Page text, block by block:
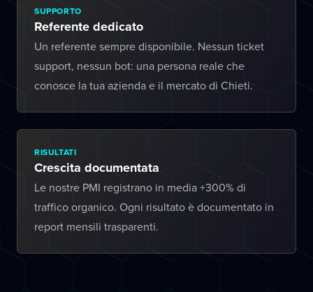
SUPPORTO
Referente dedicato
Un referente sempre disponibile. Nessun ticket
support, nessun bot: una persona reale che
conosce la tua azienda e il mercato di Chieti.
RISULTATI
Crescita documentata
Le nostre PMI registrano in media +300% di
traffico organico. Ogni risultato è documentato in
report mensili trasparenti.